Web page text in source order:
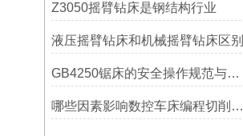
Z3050摇臂钻床是钢结构行业
液压摇臂钻床和机械摇臂钻床区别
GB4250锯床的安全操作规范与注意事项
哪些因素影响数控车床编程切削量？